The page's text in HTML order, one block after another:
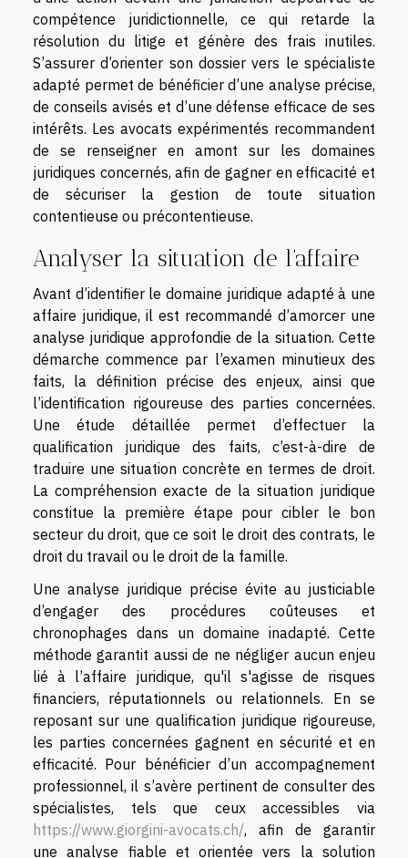
compétence juridictionnelle, ce qui retarde la
résolution du litige et génère des frais inutiles.
S’assurer d’orienter son dossier vers le spécialiste
adapté permet de bénéficier d’une analyse précise,
de conseils avisés et d’une défense efficace de ses
intérêts. Les avocats expérimentés recommandent
de se renseigner en amont sur les domaines
juridiques concernés, afin de gagner en efficacité et
de sécuriser la gestion de toute situation
contentieuse ou précontentieuse.
Analyser la situation de l’affaire
Avant d’identifier le domaine juridique adapté à une
affaire juridique, il est recommandé d’amorcer une
analyse juridique approfondie de la situation. Cette
démarche commence par l’examen minutieux des
faits, la définition précise des enjeux, ainsi que
l’identification rigoureuse des parties concernées.
Une étude détaillée permet d’effectuer la
qualification juridique des faits, c’est-à-dire de
traduire une situation concrète en termes de droit.
La compréhension exacte de la situation juridique
constitue la première étape pour cibler le bon
secteur du droit, que ce soit le droit des contrats, le
droit du travail ou le droit de la famille.
Une analyse juridique précise évite au justiciable
d’engager des procédures coûteuses et
chronophages dans un domaine inadapté. Cette
méthode garantit aussi de ne négliger aucun enjeu
lié à l’affaire juridique, qu'il s'agisse de risques
financiers, réputationnels ou relationnels. En se
reposant sur une qualification juridique rigoureuse,
les parties concernées gagnent en sécurité et en
efficacité. Pour bénéficier d’un accompagnement
professionnel, il s’avère pertinent de consulter des
spécialistes, tels que ceux accessibles via
https://www.giorgini-avocats.ch/, afin de garantir
une analyse fiable et orientée vers la solution